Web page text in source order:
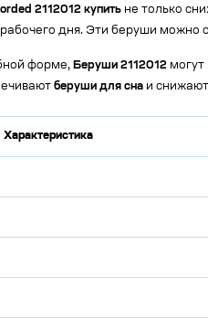
2112012 купить не только
дня. Эти беруши можно
форме, Беруши 2112012 могут
беруши для сна и
Характеристика